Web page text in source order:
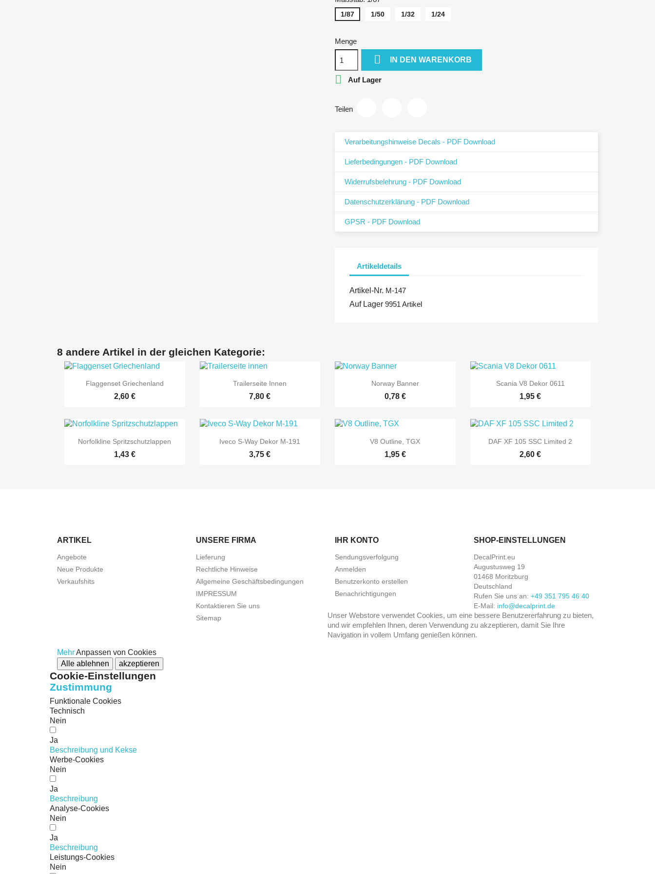
1/87 1/50 1/32 1/24
Menge
 IN DEN WARENKORB
 Auf Lager
Teilen
Verarbeitungshinweise Decals - PDF Download
Lieferbedingungen - PDF Download
Widerrufsbelehrung - PDF Download
Datenschutzerklärung - PDF Download
GPSR - PDF Download
Artikeldetails
Artikel-Nr. M-147
Auf Lager 9951 Artikel
8 andere Artikel in der gleichen Kategorie:
 Vorschau
Flaggenset Griechenland
2,60 €
 Vorschau
Trailerseite Innen
7,80 €
 Vorschau
Norway Banner
0,78 €
 Vorschau
Scania V8 Dekor 0611
1,95 €
 Vorschau
Norfolkline Spritzschutzlappen
1,43 €
 Vorschau
Iveco S-Way Dekor M-191
3,75 €
 Vorschau
V8 Outline, TGX
1,95 €
 Vorschau
DAF XF 105 SSC Limited 2
2,60 €
ARTIKEL
Angebote
Neue Produkte
Verkaufshits
UNSERE FIRMA
Lieferung
Rechtliche Hinweise
Allgemeine Geschäftsbedingungen
IMPRESSUM
Kontaktieren Sie uns
Sitemap
IHR KONTO
Sendungsverfolgung
Anmelden
Benutzerkonto erstellen
Benachrichtigungen
SHOP-EINSTELLUNGEN
DecalPrint.eu
Augustusweg 19
01468 Moritzburg
Deutschland
Rufen Sie uns an: +49 351 795 46 40
E-Mail: info@decalprint.de
Unser Webstore verwendet Cookies, um eine bessere Benutzererfahrung zu bieten,
und wir empfehlen Ihnen, deren Verwendung zu akzeptieren, damit Sie Ihre
Navigation in vollem Umfang genießen können.
MehrAnpassen von Cookies
Alle ablehnen
akzeptieren
Cookie-Einstellungen
Zustimmung
Funktionale Cookies
Technisch
Nein
Ja
Beschreibung und Kekse
Werbe-Cookies
Nein
Ja
Beschreibung
Analyse-Cookies
Nein
Ja
Beschreibung
Leistungs-Cookies
Nein